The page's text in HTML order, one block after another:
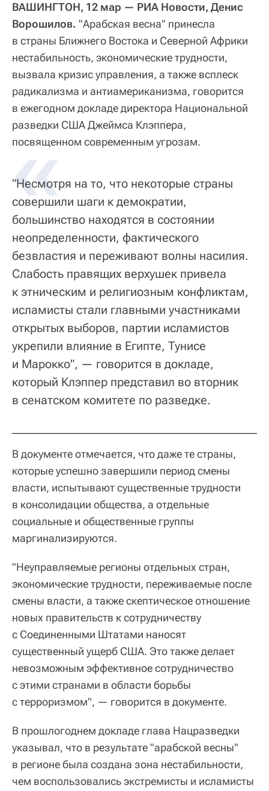
ВАШИНГТОН, 12 мар — РИА Новости, Денис
Ворошилов. "Арабская весна" принесла
в страны Ближнего Востока и Северной Африки
нестабильность, экономические трудности,
вызвала кризис управления, а также всплеск
радикализма и антиамериканизма, говорится
в ежегодном докладе директора Национальной
разведки США Джеймса Клэппера,
посвященном современным угрозам.
"Несмотря на то, что некоторые страны
совершили шаги к демократии,
большинство находятся в состоянии
неопределенности, фактического
безвластия и переживают волны насилия.
Слабость правящих верхушек привела
к этническим и религиозным конфликтам,
исламисты стали главными участниками
открытых выборов, партии исламистов
укрепили влияние в Египте, Тунисе
и Марокко", — говорится в докладе,
который Клэппер представил во вторник
в сенатском комитете по разведке.
В документе отмечается, что даже те страны,
которые успешно завершили период смены
власти, испытывают существенные трудности
в консолидации общества, а отдельные
социальные и общественные группы
маргинализируются.
"Неуправляемые регионы отдельных стран,
экономические трудности, переживаемые после
смены власти, а также скептическое отношение
новых правительств к сотрудничеству
с Соединенными Штатами наносят
существенный ущерб США. Это также делает
невозможным эффективное сотрудничество
с этими странами в области борьбы
с терроризмом", — говорится в документе.
В прошлогоднем докладе глава Нацразведки
указывал, что в результате "арабской весны"
в регионе была создана зона нестабильности,
чем воспользовались экстремисты и исламисты